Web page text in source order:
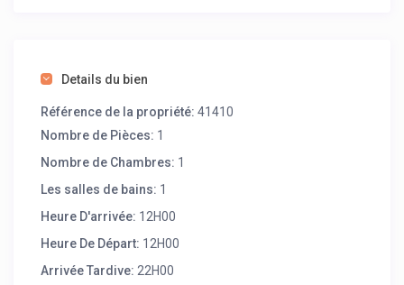
Details du bien
Référence de la propriété: 41410
Nombre de Pièces: 1
Nombre de Chambres: 1
Les salles de bains: 1
Heure D'arrivée: 12H00
Heure De Départ: 12H00
Arrivée Tardive: 22H00